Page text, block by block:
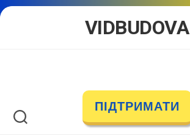
Skip
VIDBUDOVA
ПІДТРИМАТИ